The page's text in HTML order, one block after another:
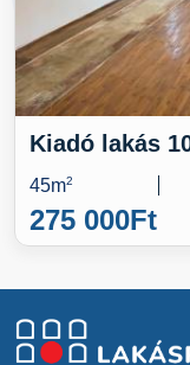
Kiadó lakás
45m2
275 000Ft